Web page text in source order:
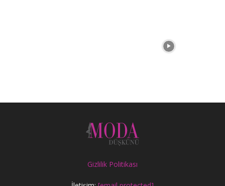
Gizlilik Politikası